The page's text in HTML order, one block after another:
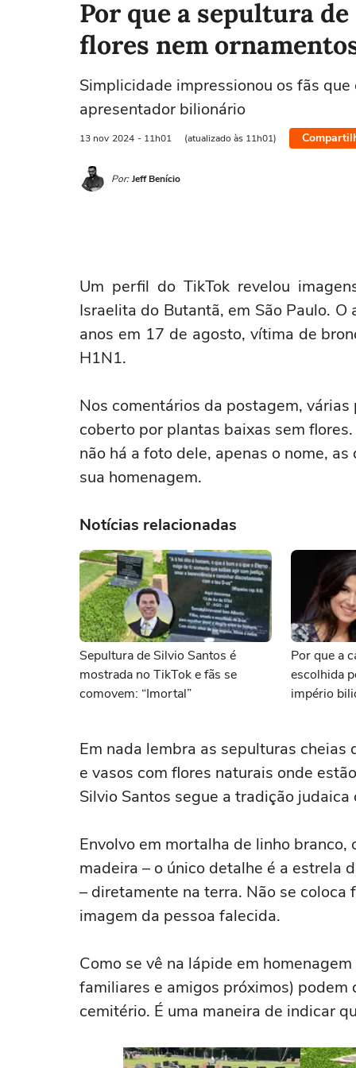
Por que a sepultura
flores nem
Simplicidade impressionou os fãs
apresentador bilionário
13 nov 2024 - 11h01 (atualizado às 11h01)
Por: Jeff Benício
Um perfil do TikTok revelou
Israelita do Butantã, em São Paulo.
anos em 17 de agosto, vítima de
H1N1.
Nos comentários da postagem,
coberto por plantas baixas sem
não há a foto dele, apenas o nome,
sua homenagem.
Notícias relacionadas
Sepultura de Silvio Santos é
mostrada no TikTok e fãs se
comovem: “Imortal”
Por que a
escolhida
império
Em nada lembra as sepulturas
e vasos com flores naturais onde
Silvio Santos segue a tradição
Envolvo em mortalha de linho
madeira – o único detalhe é a estrela
– diretamente na terra. Não se
imagem da pessoa falecida.
Como se vê na lápide em
familiares e amigos próximos)
cemitério. É uma maneira de indicar